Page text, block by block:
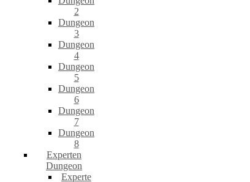
2
Dungeon
3
Dungeon
4
Dungeon
5
Dungeon
6
Dungeon
7
Dungeon
8
Experten
Dungeon
Experte